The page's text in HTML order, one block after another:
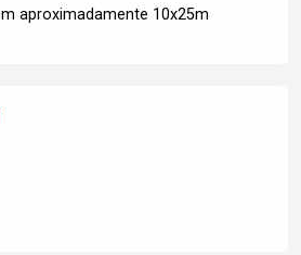
aproximadamente 10x25m